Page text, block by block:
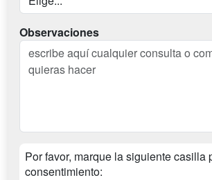
Observaciones
Por favor, marque la siguiente casilla
consentimiento: